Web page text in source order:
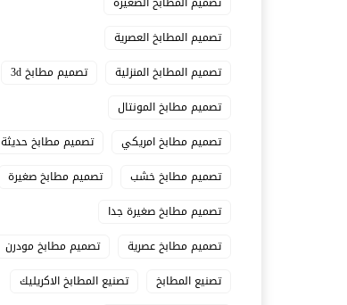
تصميم المطابخ العصرية
تصميم المطابخ المنزلية
تصميم مطابخ 3d
تصميم مطابخ المونتال
تصميم مطابخ امريكي
تصميم مطابخ حديثة
تصميم مطابخ خشب
تصميم مطابخ صغيرة
تصميم مطابخ صغيرة جدا
تصميم مطابخ عصرية
تصميم مطابخ مودرن
تصنيع المطابخ
تصنيع المطابخ الاكريليك